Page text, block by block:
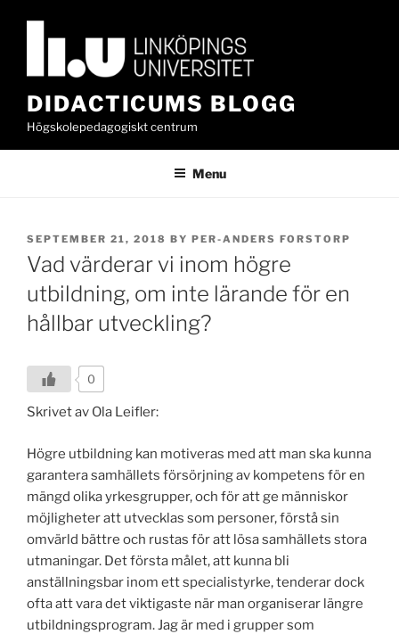
DIDACTICUMS BLOGG
Högskolepedagogiskt centrum
Menu
POSTED
ON
SEPTEMBER 21, 2018 BY PER-ANDERS FORSTORP
Vad värderar vi inom högre
utbildning, om inte lärande för en
hållbar utveckling?
0
Skrivet av Ola Leifler:
Högre utbildning kan motiveras med att man ska kunna
garantera samhällets försörjning av kompetens för en
mängd olika yrkesgrupper, och för att ge människor
möjligheter att utvecklas som personer, förstå sin
omvärld bättre och rustas för att lösa samhällets stora
utmaningar. Det första målet, att kunna bli
anställningsbar inom ett specialistyrke, tenderar dock
ofta att vara det viktigaste när man organiserar längre
utbildningsprogram. Jag är med i grupper som